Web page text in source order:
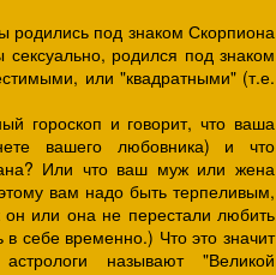
родились под знаком Скорпиона
родился под знаком
или "квадратными" (т.е.
гороскоп и говорит, что ваша
вашего любовника) и что
Или что ваш муж или жена
вам надо быть терпеливым,
он или она не перестали любить
себе временно.) Что это значит
называют "Великой